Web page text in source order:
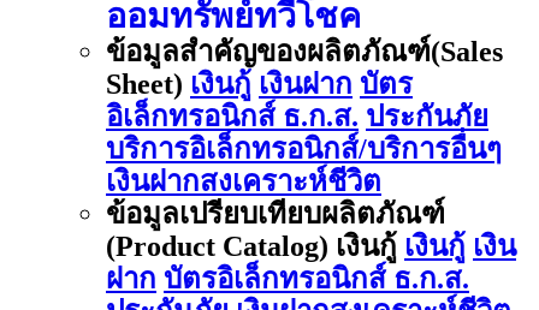
ออมทรัพย์ทวีโชค
ข้อมูลสำคัญของผลิตภัณฑ์(Sales
Sheet) เงินกู้ เงินฝาก บัตร
อิเล็กทรอนิกส์ ธ.ก.ส. ประกันภัย
บริการอิเล็กทรอนิกส์/บริการอื่นๆ
เงินฝากสงเคราะห์ชีวิต
ข้อมูลเปรียบเทียบผลิตภัณฑ์
(Product Catalog) เงินกู้ เงินกู้ เงิน
ฝาก บัตรอิเล็กทรอนิกส์ ธ.ก.ส.